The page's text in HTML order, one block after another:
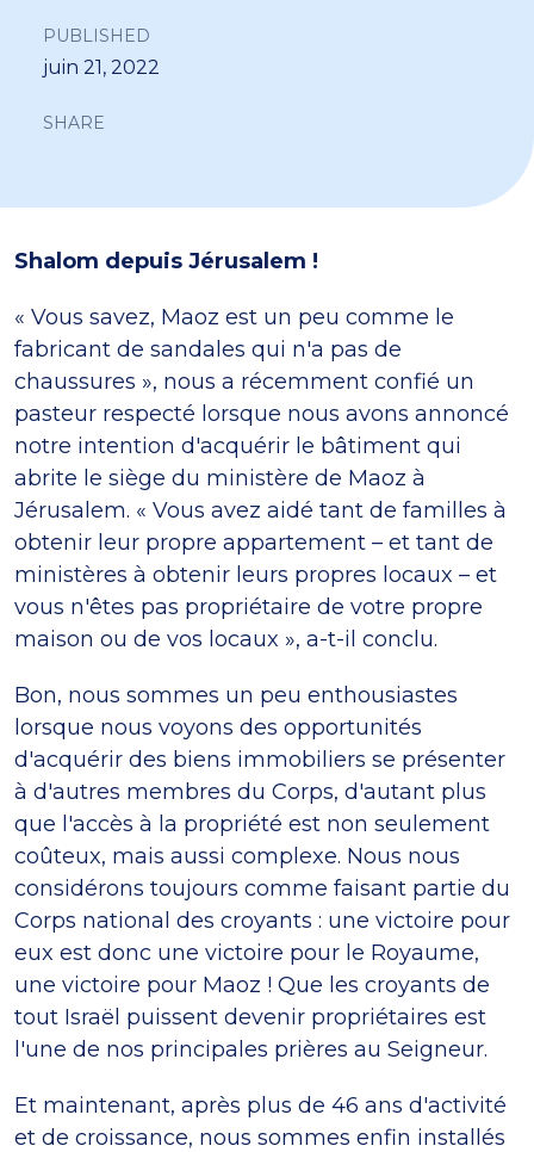
PUBLISHED
juin 21, 2022
SHARE
Shalom depuis Jérusalem !
« Vous savez, Maoz est un peu comme le
fabricant de sandales qui n'a pas de
chaussures », nous a récemment confié un
pasteur respecté lorsque nous avons annoncé
notre intention d'acquérir le bâtiment qui
abrite le siège du ministère de Maoz à
Jérusalem. « Vous avez aidé tant de familles à
obtenir leur propre appartement – et tant de
ministères à obtenir leurs propres locaux – et
vous n'êtes pas propriétaire de votre propre
maison ou de vos locaux », a-t-il conclu.
Bon, nous sommes un peu enthousiastes
lorsque nous voyons des opportunités
d'acquérir des biens immobiliers se présenter
à d'autres membres du Corps, d'autant plus
que l'accès à la propriété est non seulement
coûteux, mais aussi complexe. Nous nous
considérons toujours comme faisant partie du
Corps national des croyants : une victoire pour
eux est donc une victoire pour le Royaume,
une victoire pour Maoz ! Que les croyants de
tout Israël puissent devenir propriétaires est
l'une de nos principales prières au Seigneur.
Et maintenant, après plus de 46 ans d'activité
et de croissance, nous sommes enfin installés